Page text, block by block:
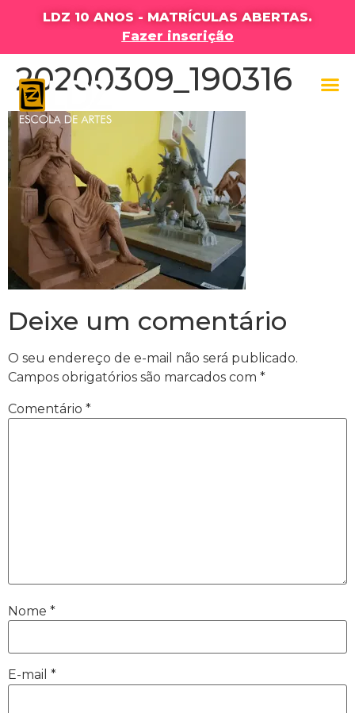
LDZ 10 ANOS - MATRÍCULAS ABERTAS.
Fazer inscrição
20200309_190316
Deixe um comentário
O seu endereço de e-mail não será publicado.
Campos obrigatórios são marcados com *
Comentário *
Nome *
E-mail *